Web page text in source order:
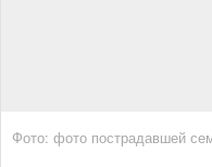
Фото: фото пострадавшей